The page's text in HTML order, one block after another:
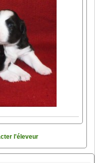
l'éleveur